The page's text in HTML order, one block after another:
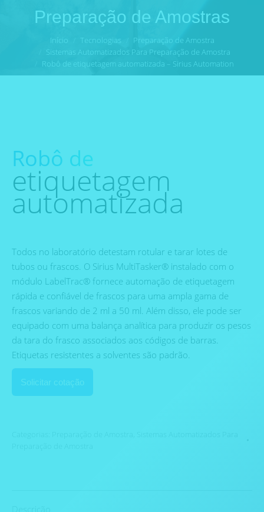
Preparação de Amostras
Você está aqui:
Início Tecnologias
Preparação de Amostra
Sistemas Automatizados Para Preparação de Amostra
Robô de etiquetagem automatizada – Sirius Automation
Robô de
etiquetagem
automatizada
Todos no laboratório detestam rotular e tarar lotes de
tubos ou frascos. O Sirius MultiTasker® instalado com o
módulo LabelTrac® fornece automação de etiquetagem
rápida e confiável de frascos para uma ampla gama de
frascos variando de 2 ml a 50 ml. Além disso, ele pode ser
equipado com uma balança analítica para produzir os pesos
da tara do frasco associados aos códigos de barras.
Etiquetas resistentes a solventes são padrão.
Solicitar cotação